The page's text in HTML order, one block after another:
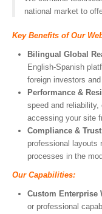
national market to
Key Benefits of Our
Bilingual Global
English-Spanish
foreign investors
Performance &
speed and
accessing your site
Compliance &
professional layouts
processes in the
Our Capabilities:
Custom Enterprise
or professional